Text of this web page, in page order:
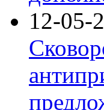
12-05-